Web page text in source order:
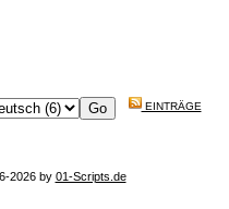
EINTRÄGE
2026 by 01-Scripts.de